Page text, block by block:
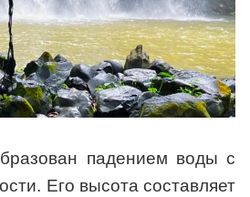
падением воды с
Его высота составляет